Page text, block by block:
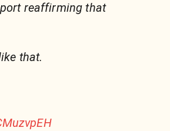
reaffirming that
that.